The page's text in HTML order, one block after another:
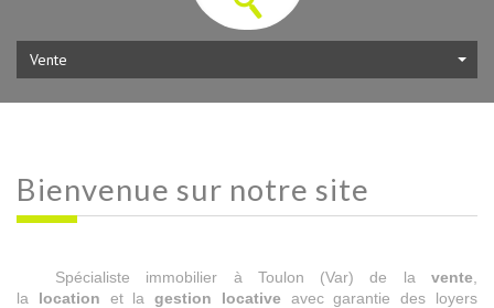
Vente
Bienvenue sur notre site
Spécialiste immobilier à Toulon (Var) de la vente
la location et la gestion locative avec garantie des loyers